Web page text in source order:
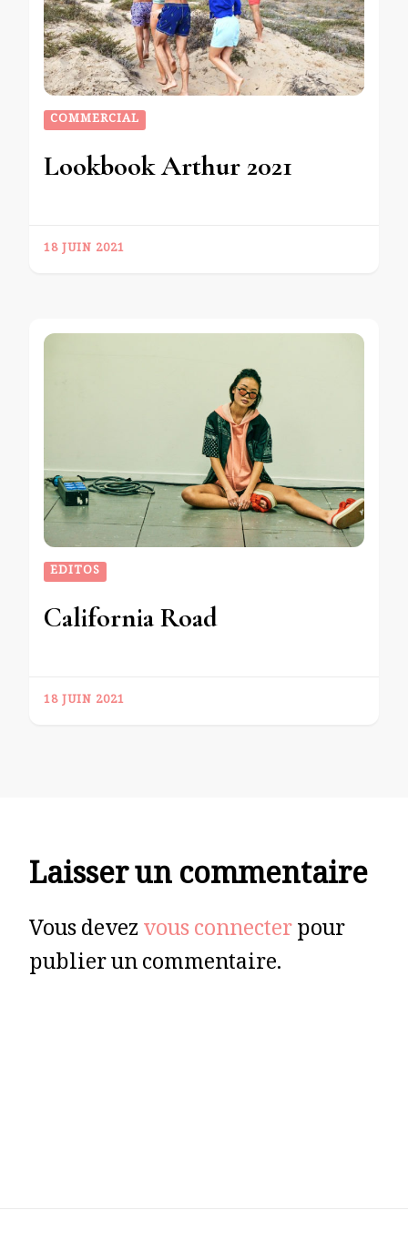
COMMERCIAL
Lookbook Arthur 2021
18 JUIN 2021
EDITOS
California Road
18 JUIN 2021
Laisser un commentaire
Vous devezvous connecterpour
publier un commentaire.